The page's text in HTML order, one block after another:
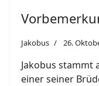
Jakobus 26.
Jakobus stammt
einer seiner